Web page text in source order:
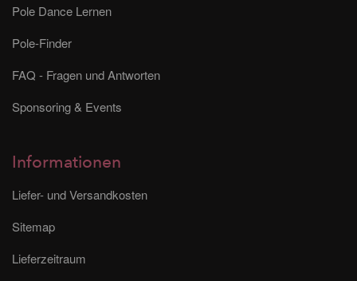
Pole Dance Lernen
Pole-Finder
FAQ - Fragen und Antworten
Sponsoring & Events
Informationen
Liefer- und Versandkosten
Sitemap
Lieferzeitraum